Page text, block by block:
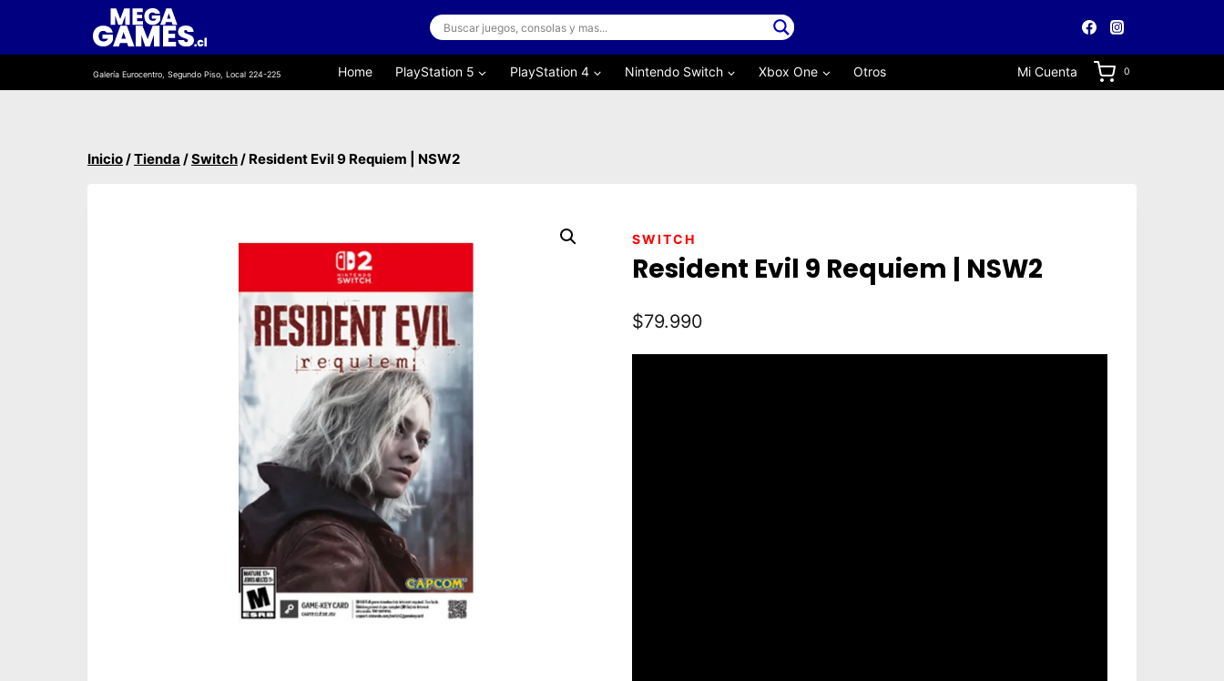
contenido
Galería Eurocentro, Segundo Piso, Local 224-225 Home PlayStation 5 PlayStation 4 Nintendo Switch Xbox One Otros Mi Cuenta 0
Inicio/Tienda /Switch/ Resident Evil 9 Requiem | NSW2
SWITCH
Resident Evil 9 Requiem | NSW2
$79.990